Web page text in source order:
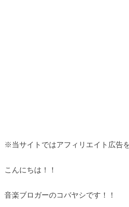
※当サイトではアフィリエイト広告
こんにちは！！
音楽ブロガーのコバヤシです！！